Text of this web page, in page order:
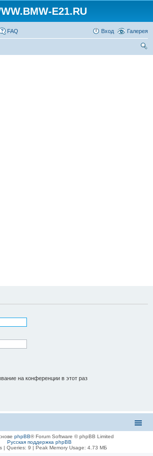
E21.RU
Галерея
FAQ Вход
на конференции в этот раз
phpBB® Forum Software © phpBB Limited
Русская поддержка phpBB
| Queries: 9 | Peak Memory Usage: 4.73 МБ